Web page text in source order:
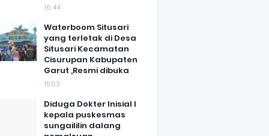
16.44
Waterboom Situsari
yang terletak di Desa
Situsari Kecamatan
Cisurupan Kabupaten
Garut ,Resmi dibuka
15.03
Diduga Dokter Inisial I
kepala puskesmas
sungaililin dalang